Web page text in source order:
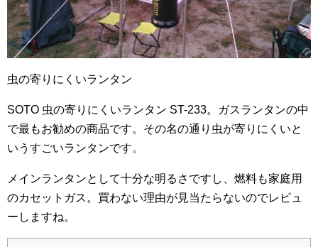
虫の寄りにくいランタン
SOTO 虫の寄りにくいランタン ST-233。ガスランタンの中
で最もお勧めの商品です。その名の通り虫が寄りにくいと
いうすごいランタンです。
メインランタンとして十分な明るさですし、燃料も家庭用
のカセットガス。買わない理由が見当たらないのでレビュ
ーしますね。